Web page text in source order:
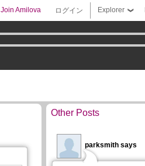
Explorer
ログイン
Join Amilova
Other Posts
parksmith says